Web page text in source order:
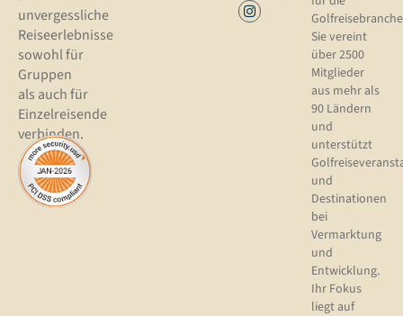
unvergessliche
Reiseerlebnisse
sowohl für
Gruppen
als auch für
Einzelreisende
verbinden.
Sie vereint
über 2500
Mitglieder
aus mehr als
90 Ländern
und
unterstützt
und
Destinationen
bei
Vermarktung
und
Entwicklung.
Ihr Fokus
liegt auf